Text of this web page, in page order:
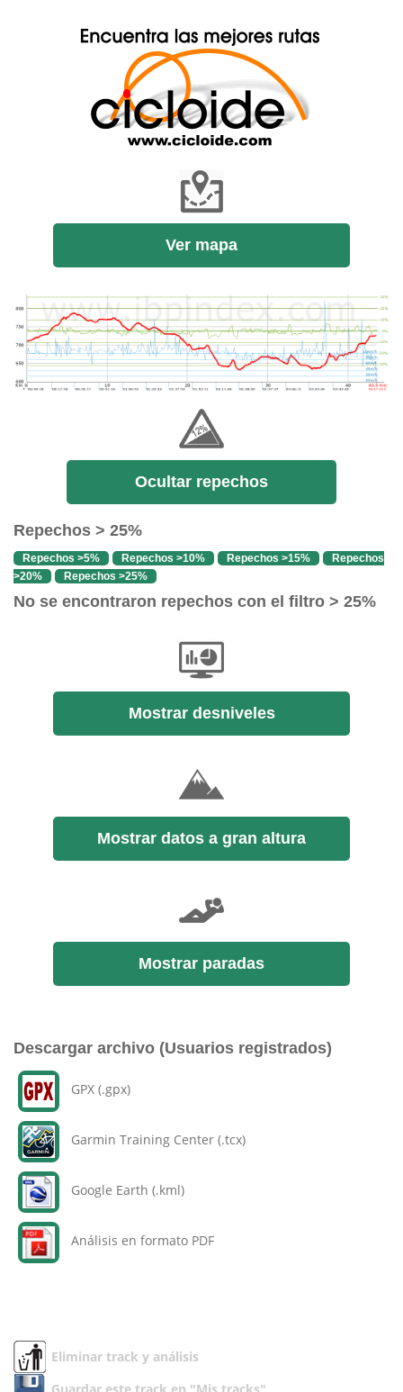
Ver mapa
Ocultar repechos
Repechos > 25%
Repechos >5% Repechos >10% Repechos >15%
Repechos
>20%
Repechos >25%
No se encontraron repechos con el filtro > 25%
Mostrar desniveles
Mostrar datos a gran altura
Mostrar paradas
Descargar archivo (Usuarios registrados)
GPX (.gpx)
Garmin Training Center (.tcx)
Google Earth (.kml)
Análisis en formato PDF
Eliminar track y análisis